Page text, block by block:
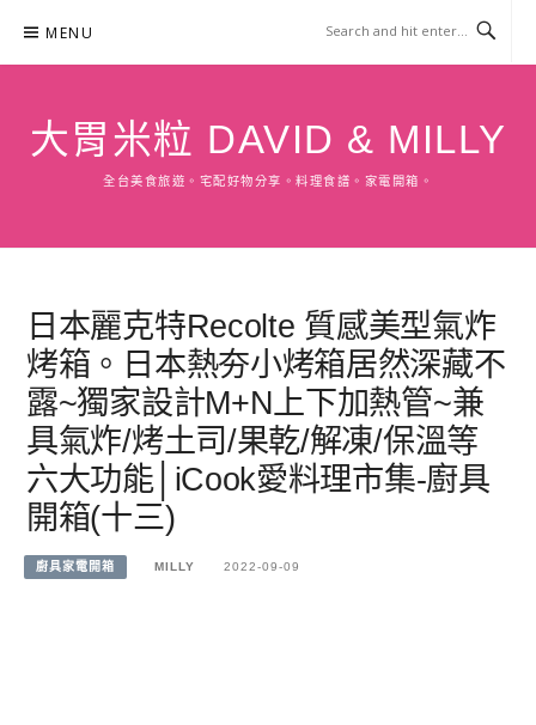
content
MENU
大胃米粒 DAVID & MILLY
全台美食旅遊。宅配好物分享。料理食譜。家電開箱。
日本麗克特Recolte 質感美型氣炸
烤箱。日本熱夯小烤箱居然深藏不
露~獨家設計M+N上下加熱管~兼
具氣炸/烤土司/果乾/解凍/保溫等
六大功能│iCook愛料理市集-廚具
開箱(十三)
廚具家電開箱 MILLY 2022-09-09